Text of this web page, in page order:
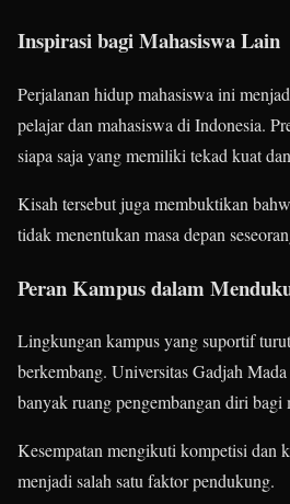
Inspirasi bagi Mahasiswa Lain
Perjalanan hidup mahasiswa ini
pelajar dan mahasiswa di Indonesia.
siapa saja yang memiliki tekad kuat
Kisah tersebut juga membuktikan
tidak menentukan masa depan
Peran Kampus dalam
Lingkungan kampus yang suportif
berkembang. Universitas Gadjah
banyak ruang pengembangan diri bagi
Kesempatan mengikuti kompetisi dan
menjadi salah satu faktor pendukung.